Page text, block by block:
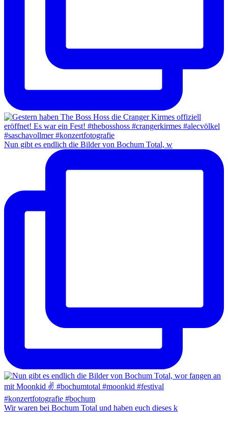
Nun gibt es endlich die Bilder von Bochum Total, w
Wir waren bei Bochum Total und haben euch dieses k